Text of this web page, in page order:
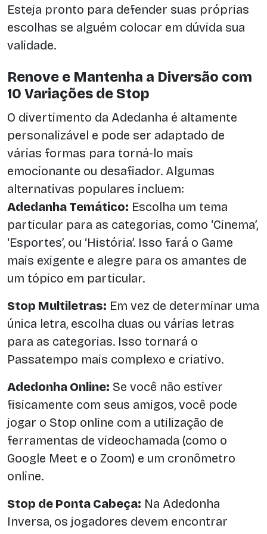
Esteja pronto para defender suas próprias
escolhas se alguém colocar em dúvida sua
validade.
Renove e Mantenha a Diversão com
10 Variações de Stop
O divertimento da Adedanha é altamente
personalizável e pode ser adaptado de
várias formas para torná-lo mais
emocionante ou desafiador. Algumas
alternativas populares incluem:
Adedanha Temático: Escolha um tema
particular para as categorias, como ‘Cinema’,
‘Esportes’, ou ‘História’. Isso fará o Game
mais exigente e alegre para os amantes de
um tópico em particular.
Stop Multiletras: Em vez de determinar uma
única letra, escolha duas ou várias letras
para as categorias. Isso tornará o
Passatempo mais complexo e criativo.
Adedonha Online: Se você não estiver
fisicamente com seus amigos, você pode
jogar o Stop online com a utilização de
ferramentas de videochamada (como o
Google Meet e o Zoom) e um cronômetro
online.
Stop de Ponta Cabeça: Na Adedonha
Inversa, os jogadores devem encontrar